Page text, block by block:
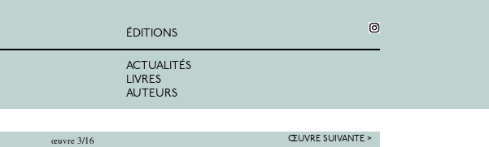
ÉDITIONS
ACTUALITÉS
LIVRES
AUTEURS
œuvre 3/16 ŒUVRE SUIVANTE >